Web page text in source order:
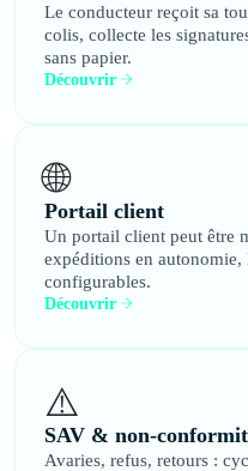
Le conducteur reçoit sa
colis, collecte les
sans papier.
Découvrir
🌐
Portail client
Un portail client peut être
expéditions en
configurables.
Découvrir
⚠️
SAV & non-
Avaries, refus, retours :